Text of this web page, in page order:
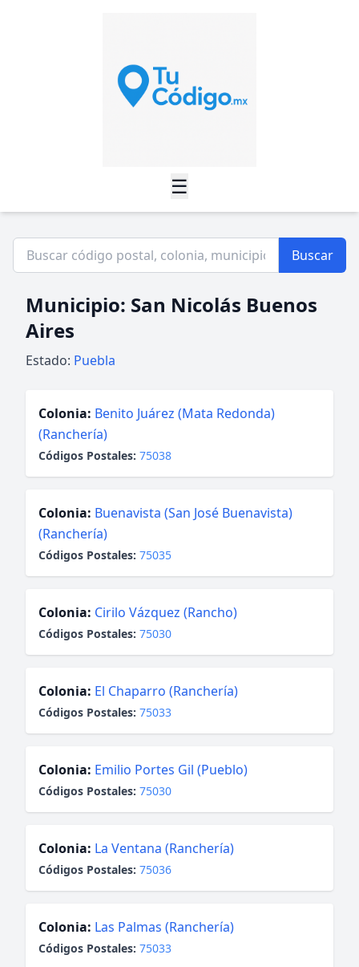
☰
Buscar
Municipio: San Nicolás Buenos
Aires
Estado: Puebla
Colonia: Benito Juárez (Mata Redonda)
(Ranchería)
Códigos Postales: 75038
Colonia: Buenavista (San José Buenavista)
(Ranchería)
Códigos Postales: 75035
Colonia: Cirilo Vázquez (Rancho)
Códigos Postales: 75030
Colonia: El Chaparro (Ranchería)
Códigos Postales: 75033
Colonia: Emilio Portes Gil (Pueblo)
Códigos Postales: 75030
Colonia: La Ventana (Ranchería)
Códigos Postales: 75036
Colonia: Las Palmas (Ranchería)
Códigos Postales: 75033